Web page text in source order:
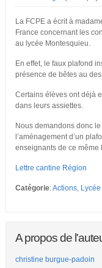
La FCPE a écrit à
France concernant les
au lycée Montesquieu.
En effet, le faux plafond
présence de bêtes au
Certains élèves ont déjà
dans leurs assiettes.
Nous demandons donc
l’aménagement d’un
enseignants de ce même
Lettre cantine Région
Catégorie:Actions,
A propos de
christine burgue-padoin